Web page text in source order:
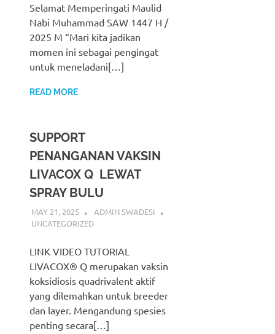
Selamat Memperingati Maulid
Nabi Muhammad SAW 1447 H /
2025 M “Mari kita jadikan
momen ini sebagai pengingat
untuk meneladani[…]
READ MORE
SUPPORT
PENANGANAN VAKSIN
LIVACOX Q LEWAT
SPRAY BULU
MAY 21, 2025
ADMIN SWADESI
UNCATEGORIZED
LINK VIDEO TUTORIAL
LIVACOX® Q merupakan vaksin
koksidiosis quadrivalent aktif
yang dilemahkan untuk breeder
dan layer. Mengandung spesies
penting secara[…]